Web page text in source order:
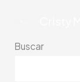
Buscar